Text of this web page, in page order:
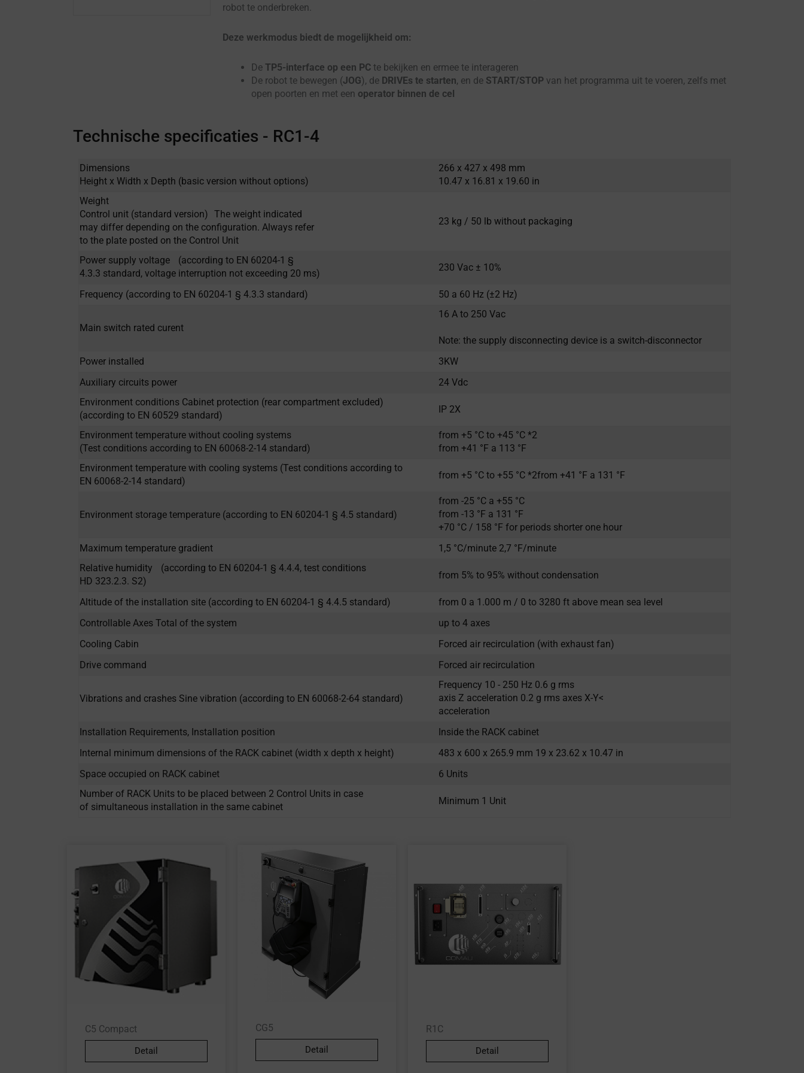
robot te onderbreken.
Deze werkmodus biedt de mogelijkheid om:
De TP5-interface op een PCte bekijken en ermee te interageren
De robot te bewegen (JOG), de DRIVEs te starten, en de START/STOPvan het programma uit te voeren, zelfs met
open poorten en met een operator binnen de cel
Technische specificaties - RC1-4
Dimensions
Height x Width x Depth (basic version without options)
266 x 427 x 498 mm
10.47 x 16.81 x 19.60 in
Weight
Control unit (standard version) The weight indicated
may differ depending on the configuration. Always refer
to the plate posted on the Control Unit
23 kg / 50 lb without packaging
Power supply voltage (according to EN 60204-1 §
4.3.3 standard, voltage interruption not exceeding 20 ms)
230 Vac ± 10%
Frequency (according to EN 60204-1 § 4.3.3 standard) 50 a 60 Hz (±2 Hz)
Main switch rated curent
16 A to 250 Vac
Note: the supply disconnecting device is a switch-disconnector
Power installed
3KW
Auxiliary circuits power
24 Vdc
Environment conditions Cabinet protection (rear compartment excluded)
(according to EN 60529 standard)
IP 2X
Environment temperature without cooling systems
(Test conditions according to EN 60068-2-14 standard)
from +5 °C to +45 °C *2
from +41 °F a 113 °F
Environment temperature with cooling systems (Test conditions according to
EN 60068-2-14 standard)
from +5 °C to +55 °C *2from +41 °F a 131 °F
Environment storage temperature (according to EN 60204-1 § 4.5 standard)
from -25 °C a +55 °C
from -13 °F a 131 °F
+70 °C / 158 °F for periods shorter one hour
Maximum temperature gradient
1,5 °C/minute 2,7 °F/minute
Relative humidity (according to EN 60204-1 § 4.4.4, test conditions
HD 323.2.3. S2)
from 5% to 95% without condensation
Altitude of the installation site (according to EN 60204-1 § 4.4.5 standard)
from 0 a 1.000 m / 0 to 3280 ft above mean sea level
Controllable Axes Total of the system
up to 4 axes
Cooling Cabin
Forced air recirculation (with exhaust fan)
Drive command
Forced air recirculation
Vibrations and crashes Sine vibration (according to EN 60068-2-64 standard)
Frequency 10 - 250 Hz 0.6 g rms
axis Z acceleration 0.2 g rms axes X-Y<
acceleration
Installation Requirements, Installation position
Inside the RACK cabinet
Internal minimum dimensions of the RACK cabinet (width x depth x height)
483 x 600 x 265.9 mm 19 x 23.62 x 10.47 in
Space occupied on RACK cabinet
6 Units
Number of RACK Units to be placed between 2 Control Units in case
of simultaneous installation in the same cabinet
Minimum 1 Unit
C5 Compact
Detail
CG5
Detail
R1C
Detail